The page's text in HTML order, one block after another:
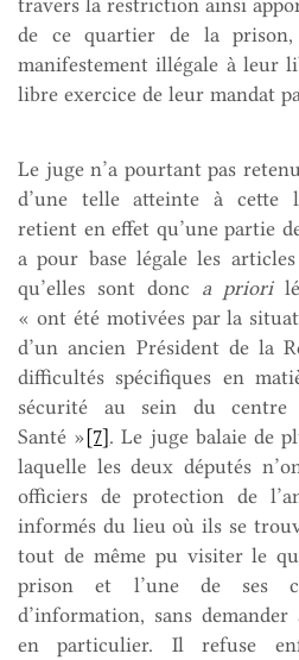
de ce quartier de la
manifestement illégale à leur
libre exercice de leur mandat
Le juge n’a pourtant pas
d’une telle atteinte à cette
retient en effet qu’une partie
a pour base légale les
qu’elles sont donc a priori
« ont été motivées par la
d’un ancien Président de la
difficultés spécifiques en
sécurité au sein du centre
Santé »[7]. Le juge balaie de
laquelle les deux députés
officiers de protection de
informés du lieu où ils se
tout de même pu visiter le
prison et l’une de ses
d’information, sans
en particulier. Il refuse